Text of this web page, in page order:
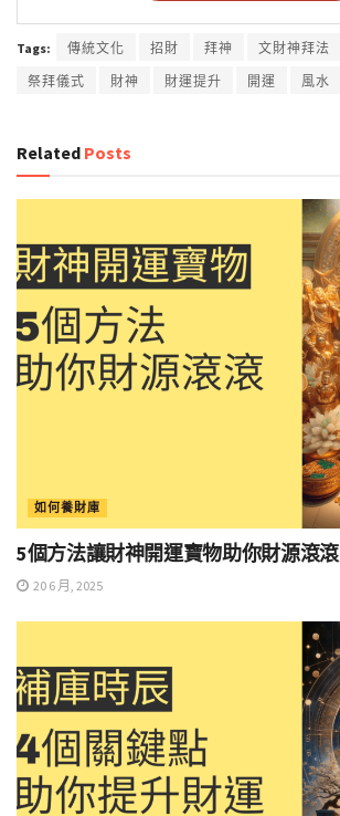
Tags: 傳統文化 招財 拜神 文財神拜法
祭拜儀式
財神 財運提升 開運 風水
Related Posts
如何養財庫
5個方法讓財神開運寶物助你財源滾滾
20 6 月, 2025